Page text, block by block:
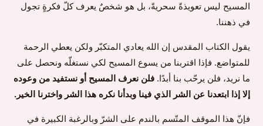
المسيح ليس تعويذةً سحريةً، بل هو شخصٌ يعرف كلّ فكرةٍ تجول
في ذهننا.
يقول الكتاب المقدس إن الله يعادي المتكبّر ولكن يعطي الرحمة
للمتواضع. فإذا اقتربنا من يسوع المسيح لكي نستغلّه ونحصل على
ما نريد، فلن يرحّب بنا أبدًا.فلن نعرف المسيح أو نستفيد من وعوده
إلا إذا ابتعدنا عن الشر الذي فينا وبدأنا نكره هذا الشر واخترنا الخير.
فإنّ هذا الموقف المتّسم بالندم على الشرّ وبالرغبة الكبيرة في